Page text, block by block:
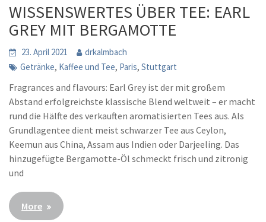
WISSENSWERTES ÜBER TEE: EARL
GREY MIT BERGAMOTTE
23. April 2021
drkalmbach
Getränke, Kaffee und Tee, Paris,Stuttgart
Fragrances and flavours: Earl Grey ist der mit großem
Abstand erfolgreichste klassische Blend weltweit – er macht
rund die Hälfte des verkauften aromatisierten Tees aus. Als
Grundlagentee dient meist schwarzer Tee aus Ceylon,
Keemun aus China, Assam aus Indien oder Darjeeling. Das
hinzugefügte Bergamotte-Öl schmeckt frisch und zitronig
und
More